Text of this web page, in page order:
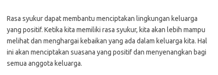
Rasa syukur dapat membantu menciptakan lingkungan keluarga
yang positif. Ketika kita memiliki rasa syukur, kita akan lebih mampu
melihat dan menghargai kebaikan yang ada dalam keluarga kita. Hal
ini akan menciptakan suasana yang positif dan menyenangkan bagi
semua anggota keluarga.